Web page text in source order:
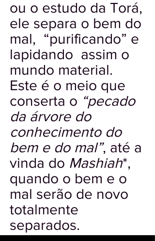
ou o estudo da Torá,
ele separa o bem do
mal, “purificando” e
lapidando assim o
mundo material.
Este é o meio que
conserta o “pecado
da árvore do
conhecimento do
bem e do mal”, até a
vinda do Mashiah*,
quando o bem e o
mal serão de novo
totalmente
separados.